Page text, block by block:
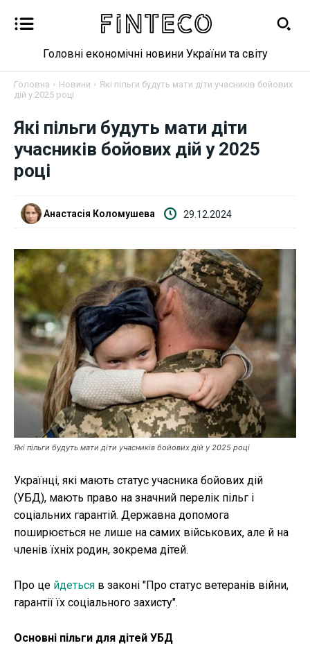
Новини
Бізнес
Криптовалюта
Робота і освіта
Публікації
ФОП
Курс валют
Головні економічні новини України та світу
Головна Новини
Які пільги будуть мати діти учасників бойових
дій у 2025 році
Які пільги будуть мати діти
учасників бойових дій у 2025
році
Анастасія Коломушева 29.12.2024
Які пільги будуть мати діти учасників бойових дій у 2025 році
Українці, які мають статус учасника бойових дій
(УБД), мають право на значний перелік пільг і
соціальних гарантій. Державна допомога
поширюється не лише на самих військових, але й на
членів їхніх родин, зокрема дітей.
Про це йдеться в законі "Про статус ветеранів війни,
гарантії їх соціального захисту".
Основні пільги для дітей УБД